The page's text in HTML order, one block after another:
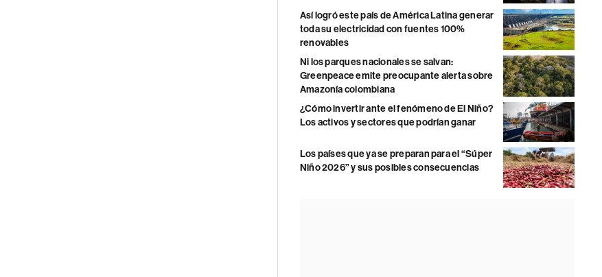
Así logró este país de América Latina generar
toda su electricidad con fuentes 100%
renovables
Ni los parques nacionales se salvan:
Greenpeace emite preocupante alerta sobre
Amazonía colombiana
¿Cómo invertir ante el fenómeno de El Niño?
Los activos y sectores que podrían ganar
Los países que ya se preparan para el “Súper
Niño 2026” y sus posibles consecuencias